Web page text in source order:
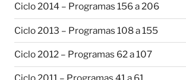
Ciclo 2014 – Programas 156 a 206
Ciclo 2013 – Programas 108 a 155
Ciclo 2012 – Programas 62 a 107